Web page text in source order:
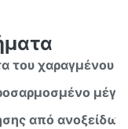
του χαραγμένου
από